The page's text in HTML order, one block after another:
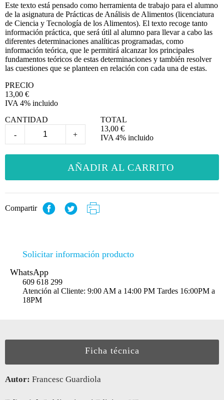
Este texto está pensado como herramienta de trabajo para el alumno
de la asignatura de Prácticas de Análisis de Alimentos (licenciatura
de Ciencia y Tecnología de los Alimentos). El texto recoge tanto
información práctica, que será útil al alumno para llevar a cabo las
diferentes determinaciones analíticas programadas, como
información teórica, que le permitirá alcanzar los principales
fundamentos teóricos de estas determinaciones y también resolver
las cuestiones que se planteen en relación con cada una de estas.
PRECIO
13,00 €
IVA 4% incluido
CANTIDAD
-
+
TOTAL
13,00 €
IVA 4% incluido
AÑADIR AL CARRITO
Compartir
Solicitar información producto
WhatsApp
609 618 299
Atención al Cliente: 9:00 AM a 14:00 PM Tardes 16:00PM a
18PM
Ficha técnica
Autor: Francesc Guardiola